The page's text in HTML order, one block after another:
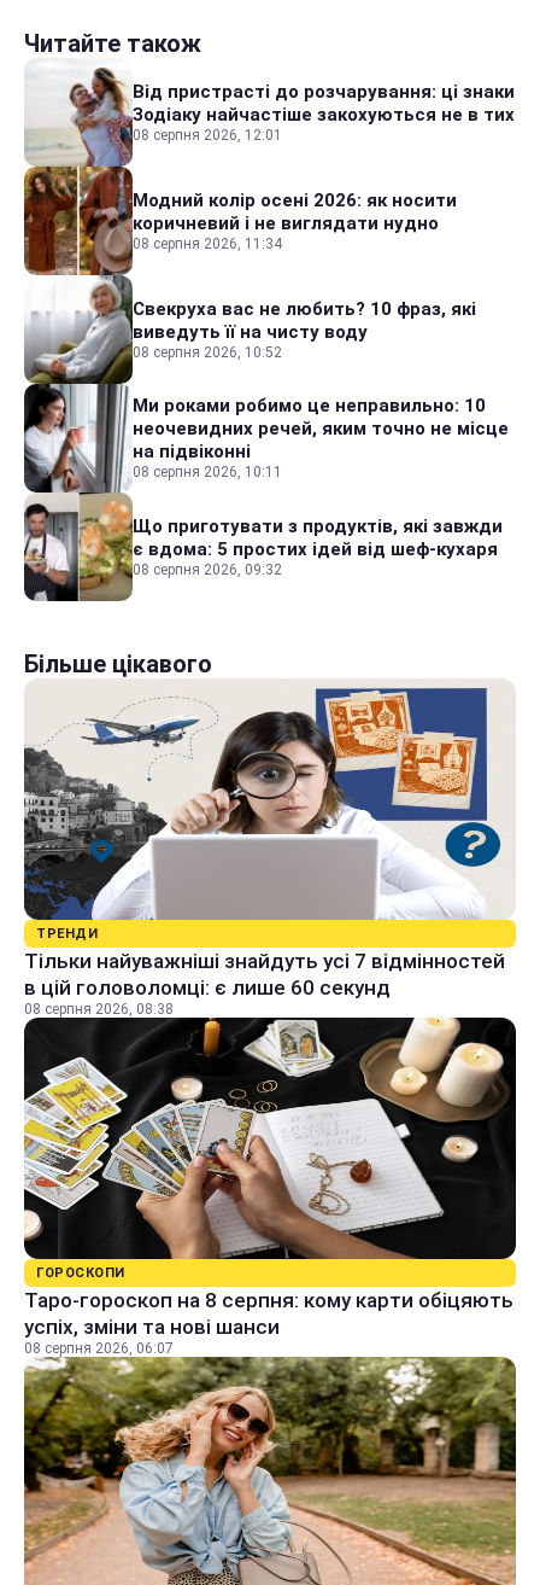
Читайте також
Від пристрасті до розчарування: ці знаки
Зодіаку найчастіше закохуються не в тих
08 серпня 2026, 12:01
Модний колір осені 2026: як носити
коричневий і не виглядати нудно
08 серпня 2026, 11:34
Свекруха вас не любить? 10 фраз, які
виведуть її на чисту воду
08 серпня 2026, 10:52
Ми роками робимо це неправильно: 10
неочевидних речей, яким точно не місце
на підвіконні
08 серпня 2026, 10:11
Що приготувати з продуктів, які завжди
є вдома: 5 простих ідей від шеф-кухаря
08 серпня 2026, 09:32
Більше цікавого
ТРЕНДИ
Тільки найуважніші знайдуть усі 7 відмінностей
в цій головоломці: є лише 60 секунд
08 серпня 2026, 08:38
ГОРОСКОПИ
Таро-гороскоп на 8 серпня: кому карти обіцяють
успіх, зміни та нові шанси
08 серпня 2026, 06:07